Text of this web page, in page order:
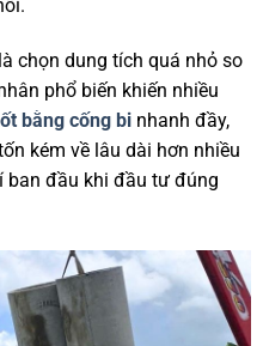
chọn dung tích quá nhỏ so
phổ biến khiến nhiều
bằng cống binhanh đầy,
kém về lâu dài hơn nhiều
ban đầu khi đầu tư đúng